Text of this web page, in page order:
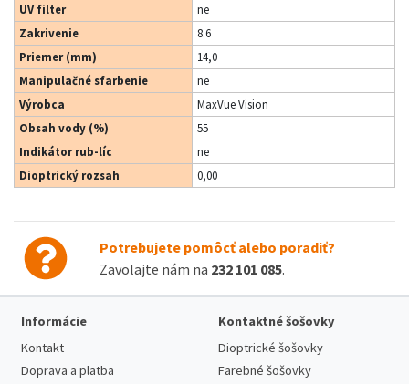
UV filter
ne
Zakrivenie
8.6
Priemer (mm)
14,0
Manipulačné sfarbenie
ne
Výrobca
MaxVue Vision
Obsah vody (%)
55
Indikátor rub-líc
ne
Dioptrický rozsah
0,00
Potrebujete pomôcť alebo poradiť?
Zavolajte nám na 232 101 085.
Informácie
Kontakt
Doprava a platba
Kontaktné šošovky
Dioptrické šošovky
Farebné šošovky